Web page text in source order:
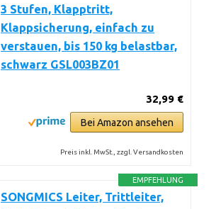
3 Stufen, Klapptritt,
Klappsicherung, einfach zu
verstauen, bis 150 kg belastbar,
schwarz GSL003BZ01
32,99 €
Bei Amazon ansehen
Preis inkl. MwSt., zzgl. Versandkosten
EMPFEHLUNG
SONGMICS Leiter, Trittleiter,